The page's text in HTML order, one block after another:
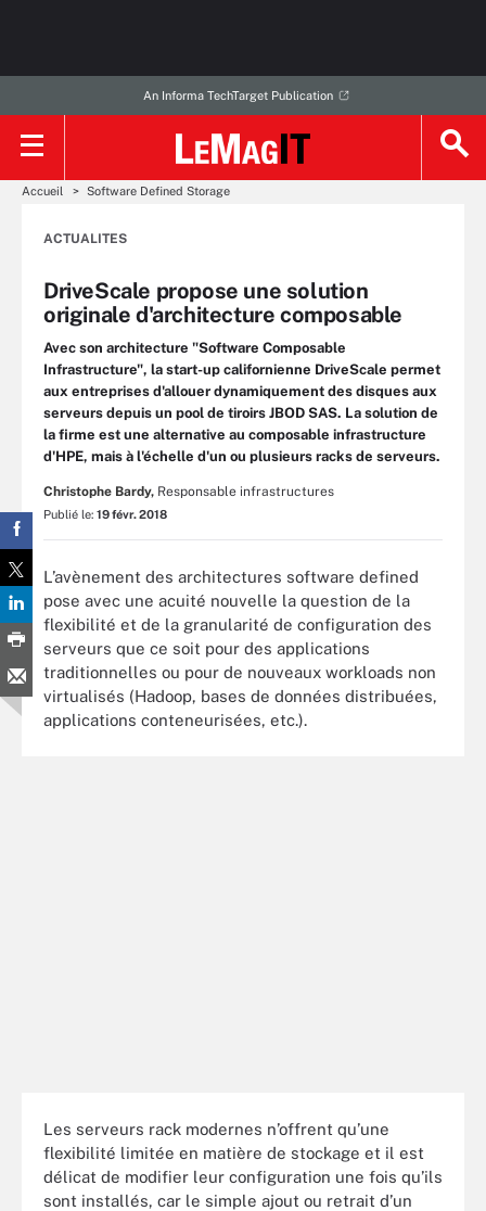
An Informa TechTarget Publication
Accueil Software Defined Storage
ACTUALITES
DriveScale propose une solution
originale d'architecture composable
Avec son architecture "Software Composable
Infrastructure", la start-up californienne DriveScale permet
aux entreprises d'allouer dynamiquement des disques aux
serveurs depuis un pool de tiroirs JBOD SAS. La solution de
la firme est une alternative au composable infrastructure
d'HPE, mais à l'échelle d'un ou plusieurs racks de serveurs.
Christophe Bardy, Responsable infrastructures
Publié le: 19 févr. 2018
L’avènement des architectures software defined
pose avec une acuité nouvelle la question de la
flexibilité et de la granularité de configuration des
serveurs que ce soit pour des applications
traditionnelles ou pour de nouveaux workloads non
virtualisés (Hadoop, bases de données distribuées,
applications conteneurisées, etc.).
Les serveurs rack modernes n’offrent qu’une
flexibilité limitée en matière de stockage et il est
délicat de modifier leur configuration une fois qu’ils
sont installés, car le simple ajout ou retrait d’un